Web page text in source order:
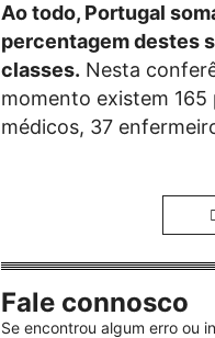
Ao todo, Portugal
percentagem destes
classes. Nesta
momento existem
médicos, 37
Fale connosco
Se encontrou algum erro ou